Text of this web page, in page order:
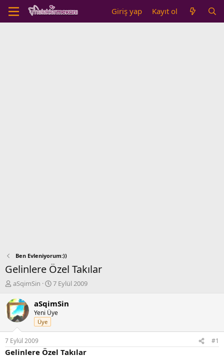
Giriş yap Kayıt ol
Ben Evleniyorum:))
Gelinlere Özel Takılar
K
n
b
u
y
u
b
a
aSqimSin
B
ş
l
a
ı
ç
7 Eylül 2009
aSqimSin
Yeni Üye
Üye
7 Eylül 2009 #1
Gelinlere Özel Takılar